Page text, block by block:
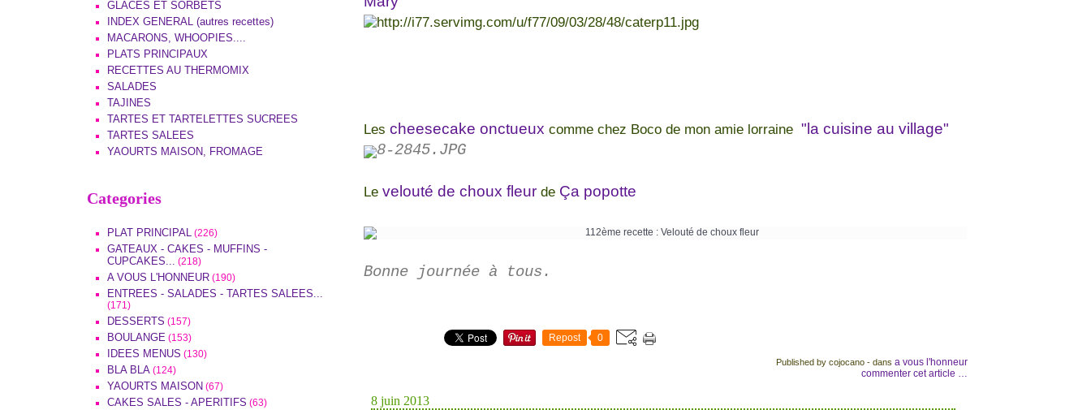
GLACES ET SORBETS
INDEX GENERAL (autres recettes)
MACARONS, WHOOPIES....
PLATS PRINCIPAUX
RECETTES AU THERMOMIX
SALADES
TAJINES
TARTES ET TARTELETTES SUCREES
TARTES SALEES
YAOURTS MAISON, FROMAGE
Categories
PLAT PRINCIPAL (226)
GATEAUX - CAKES - MUFFINS -
CUPCAKES... (218)
A VOUS L'HONNEUR (190)
ENTREES - SALADES - TARTES SALEES...
(171)
DESSERTS (157)
BOULANGE (153)
IDEES MENUS (130)
BLA BLA (124)
YAOURTS MAISON (67)
CAKES SALES - APERITIFS (63)
Les cheesecake onctueux comme chez Boco de mon amie lorraine "la cuisine au village"
Le velouté de choux fleur de Ça popotte
Bonne journée à tous.
Repost 0
Published by cojocano - dans a vous l'honneur
commenter cet article …
8 juin 2013